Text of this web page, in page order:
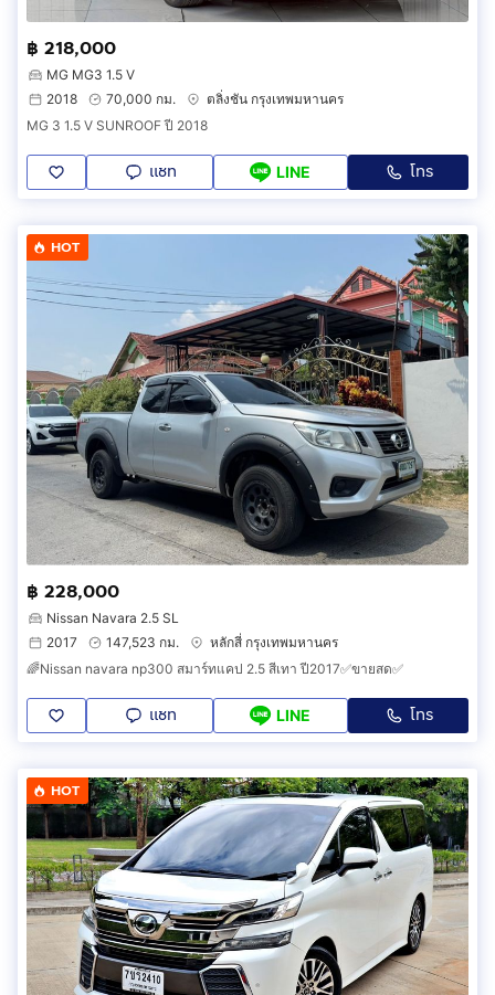
฿ 218,000
MG MG3 1.5 V
2018
70,000 กม.
ตลิ่งชัน กรุงเทพมหานคร
MG 3 1.5 V SUNROOF ปี 2018
แชท LINE โทร
HOT
฿ 228,000
Nissan Navara 2.5 SL
2017
147,523 กม.
หลักสี่ กรุงเทพมหานคร
🌈Nissan navara np300 สมาร์ทแคป 2.5 สีเทา ปี2017✅ขายสด✅
แชท LINE โทร
HOT